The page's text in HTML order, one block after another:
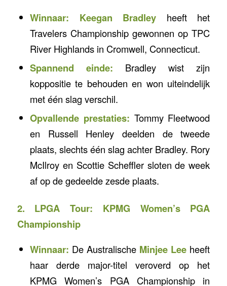
Winnaar:
Keegan Bradley heeft het
Travelers Championship gewonnen op TPC
River Highlands in Cromwell, Connecticut.
Spannend einde: Bradley wist zijn
koppositie te behouden en won uiteindelijk
met één slag verschil.
Opvallende prestaties: Tommy Fleetwood
en Russell Henley deelden de tweede
plaats, slechts één slag achter Bradley. Rory
McIlroy en Scottie Scheffler sloten de week
af op de gedeelde zesde plaats.
2. LPGA Tour: KPMG Women’s PGA
Championship
Winnaar: De Australische Minjee Lee heeft
haar derde major-titel veroverd op het
KPMG Women’s PGA Championship in